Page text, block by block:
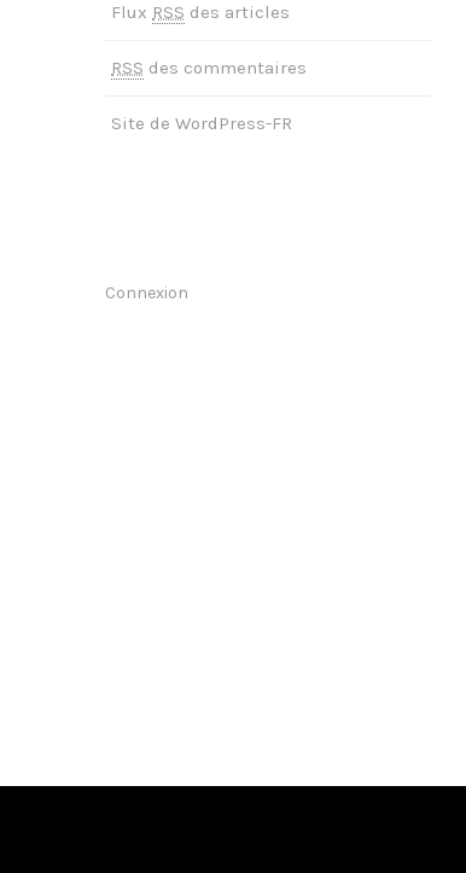
Flux RSS des articles
RSS des commentaires
Site de WordPress-FR
Connexion